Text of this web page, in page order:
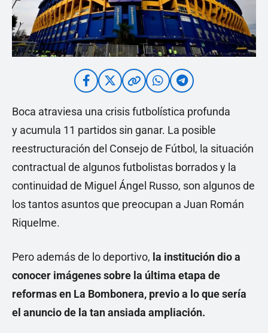
Boca atraviesa una crisis futbolística profunda
y acumula 11 partidos sin ganar. La posible
reestructuración del Consejo de Fútbol, la situación
contractual de algunos futbolistas borrados y la
continuidad de Miguel Ángel Russo, son algunos de
los tantos asuntos que preocupan a Juan Román
Riquelme.
Pero además de lo deportivo, la institución dio a
conocer imágenes sobre la última etapa de
reformas en La Bombonera, previo a lo que sería
el anuncio de la tan ansiada ampliación.